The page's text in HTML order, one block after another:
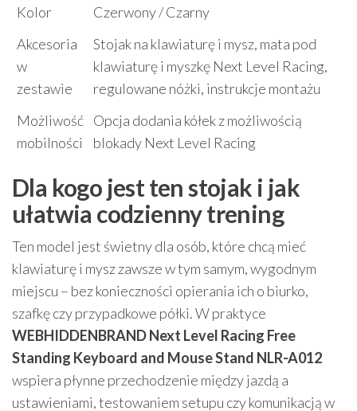
Kolor
Czerwony / Czarny
Akcesoria
w
zestawie
Stojak na klawiaturę i mysz, mata pod
klawiaturę i myszkę Next Level Racing,
regulowane nóżki, instrukcje montażu
Możliwość
mobilności
Opcja dodania kółek z możliwością
blokady Next Level Racing
Dla kogo jest ten stojak i jak
ułatwia codzienny trening
Ten model jest świetny dla osób, które chcą mieć
klawiaturę i mysz zawsze w tym samym, wygodnym
miejscu – bez konieczności opierania ich o biurko,
szafkę czy przypadkowe półki. W praktyce
WEBHIDDENBRAND Next Level Racing Free
Standing Keyboard and Mouse Stand NLR-A012
wspiera płynne przechodzenie między jazdą a
ustawieniami, testowaniem setupu czy komunikacją w